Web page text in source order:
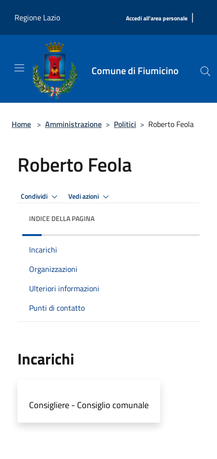
Regione Lazio
Accedi all'area personale |
Comune di Fiumicino
Home > Amministrazione > Politici > Roberto Feola
Roberto Feola
Condividi Vedi azioni
INDICE DELLA PAGINA
Incarichi
Organizzazioni
Ulteriori informazioni
Punti di contatto
Incarichi
Consigliere - Consiglio comunale